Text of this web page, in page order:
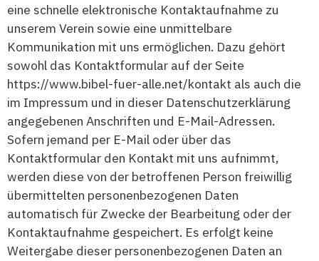
eine schnelle elektronische Kontaktaufnahme zu
unserem Verein sowie eine unmittelbare
Kommunikation mit uns ermöglichen. Dazu gehört
sowohl das Kontaktformular auf der Seite
https://www.bibel-fuer-alle.net/kontakt als auch die
im Impressum und in dieser Datenschutzerklärung
angegebenen Anschriften und E-Mail-Adressen.
Sofern jemand per E-Mail oder über das
Kontaktformular den Kontakt mit uns aufnimmt,
werden diese von der betroffenen Person freiwillig
übermittelten personenbezogenen Daten
automatisch für Zwecke der Bearbeitung oder der
Kontaktaufnahme gespeichert. Es erfolgt keine
Weitergabe dieser personenbezogenen Daten an